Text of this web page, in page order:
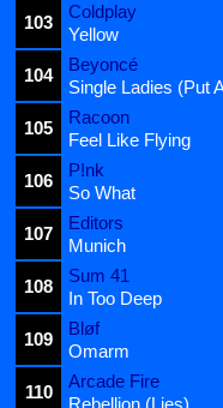
103
Coldplay
Yellow
104
Beyoncé
Single Ladies (Put
105
Racoon
Feel Like Flying
106
P!nk
So What
107
Editors
Munich
108
Sum 41
In Too Deep
109
Bløf
Omarm
110
Arcade Fire
Rebellion (Lies)